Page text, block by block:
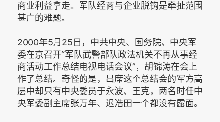
商业利益拿走。军队经商与企业脱钩是牵扯范围
甚广的难题。
2000年5月25日，中共中央、国务院、中央军
委在京召开“军队武警部队政法机关不再从事经
商活动工作总结电视电话会议”，胡锦涛在会上
作了总结。奇怪的是，出席这个总结会的军方高
层中却只有中央委员于永波、王克，两名时任中
央军委副主席张万年、迟浩田一个都没有露面。